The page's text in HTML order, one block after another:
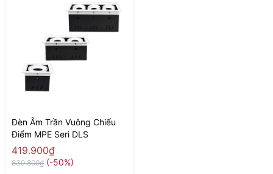
Đèn Âm Trần Vuông Chiếu
Điểm MPE Seri DLS
419.900₫
839.800₫ (-50%)